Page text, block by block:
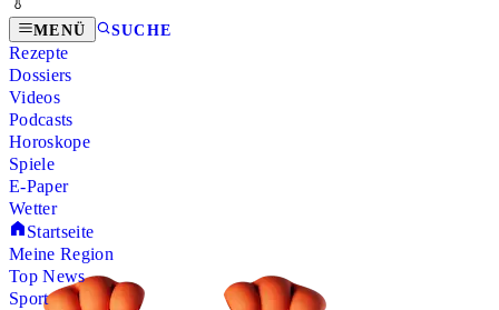
MENÜ SUCHE
Rezepte
Dossiers
Videos
Podcasts
Horoskope
Spiele
E-Paper
Wetter
Startseite
Meine Region
Top News
Sport